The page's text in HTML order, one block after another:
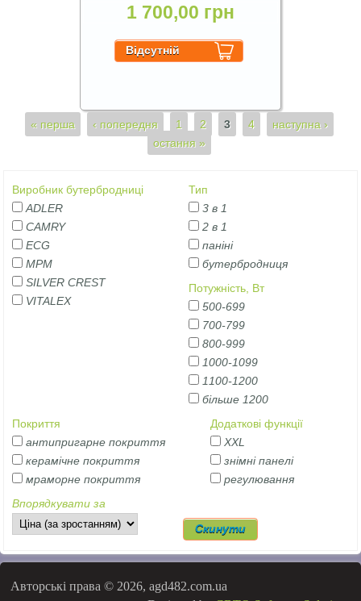
1 700,00 грн
Сторінки
« перша ‹ попередня 1 2 3 4
наступна ›
остання »
Виробник бутербродниці
ADLER
CAMRY
ECG
MPM
SILVER CREST
VITALEX
Тип
3 в 1
2 в 1
паніні
бутербродниця
Потужність, Вт
500-699
700-799
800-999
1000-1099
1100-1200
більше 1200
Покриття
антипригарне покриття
керамічне покриття
мраморне покриття
Додаткові функції
XXL
знімні панелі
регулювання
Впорядкувати за
Авторські права © 2026, agd482.com.ua